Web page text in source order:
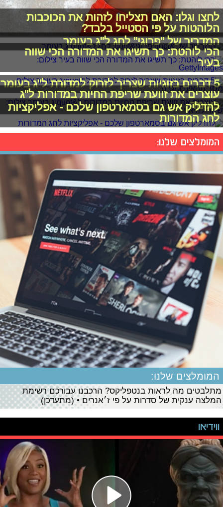
לחצו וגלו: האם תצליחו לזהות את הכוכבות
הלוהטות על פי הסטייל בלבד?
המדריך של "פרוגי" לחג ל"ג בעומר
הכי לוהטת: כך תשיגו את המדורה הכי שווה
בעיר
5 דברים בזוגיות שצריך לזרוק למדורת ל"ג בעומר
עוצרים את זוועת שריפת החיות במדורות ל"ג
בעומר
להדליק אש גם בסמארטפון שלכם - אפליקציות
לחג המדורות
המומלצים שלנו:
המומלצים שלנו:
מתלבטים מה לראות בנטפליקס? הרכבנו עבורכם רשימת
המלצה ענקית של סדרות על פי ז׳אנרים • (מתעדכן)
ווידיאו